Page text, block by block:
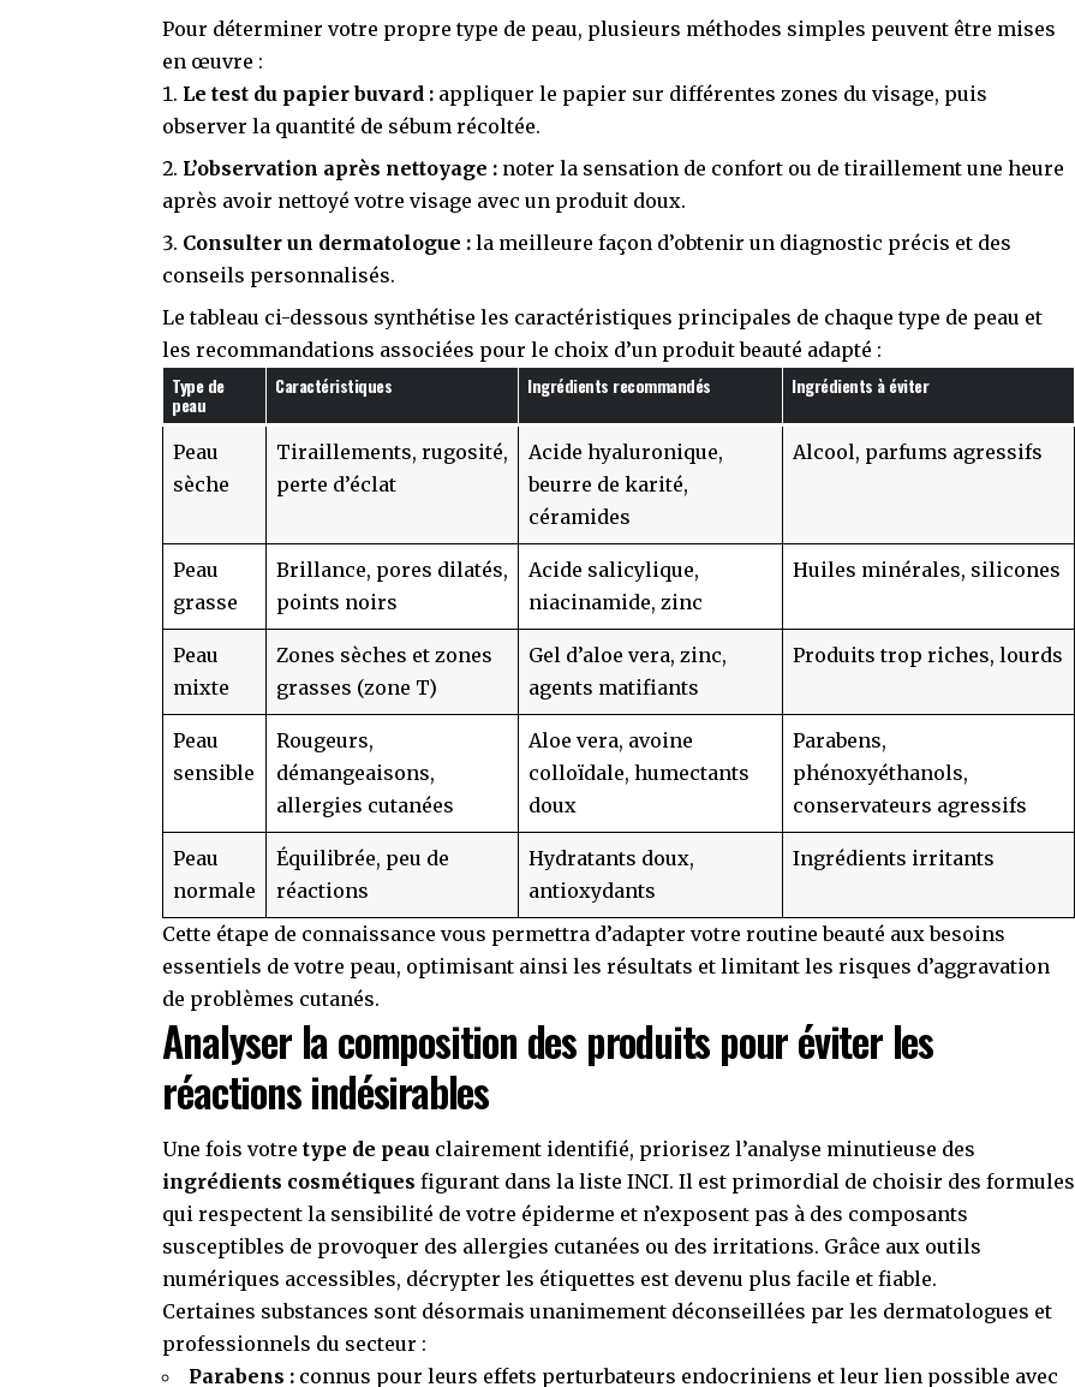
Pour déterminer votre propre type de peau, plusieurs méthodes simples peuvent être mises
en œuvre :
Le test du papier buvard : appliquer le papier sur différentes zones du visage, puis
observer la quantité de sébum récoltée.
L’observation après nettoyage : noter la sensation de confort ou de tiraillement une heure
après avoir nettoyé votre visage avec un produit doux.
Consulter un dermatologue : la meilleure façon d’obtenir un diagnostic précis et des
conseils personnalisés.
Le tableau ci-dessous synthétise les caractéristiques principales de chaque type de peau et
les recommandations associées pour le choix d’un produit beauté adapté :
Type de
peau
Caractéristiques Ingrédients recommandés Ingrédients à éviter
Peau
sèche
Tiraillements, rugosité,
perte d’éclat
Acide hyaluronique,
beurre de karité,
céramides
Alcool, parfums agressifs
Peau
grasse
Brillance, pores dilatés,
points noirs
Acide salicylique,
niacinamide, zinc
Huiles minérales, silicones
Peau
mixte
Zones sèches et zones
grasses (zone T)
Gel d’aloe vera, zinc,
agents matifiants
Produits trop riches, lourds
Peau
sensible
Rougeurs,
démangeaisons,
allergies cutanées
Aloe vera, avoine
colloïdale, humectants
doux
Parabens,
phénoxyéthanols,
conservateurs agressifs
Peau
normale
Équilibrée, peu de
réactions
Hydratants doux,
antioxydants
Ingrédients irritants
Cette étape de connaissance vous permettra d’adapter votre routine beauté aux besoins
essentiels de votre peau, optimisant ainsi les résultats et limitant les risques d’aggravation
de problèmes cutanés.
Analyser la composition des produits pour éviter les
réactions indésirables
Une fois votretype de peau clairement identifié, priorisez l’analyse minutieuse des
ingrédients cosmétiques figurant dans la liste INCI. Il est primordial de choisir des formules
qui respectent la sensibilité de votre épiderme et n’exposent pas à des composants
susceptibles de provoquer des allergies cutanées ou des irritations. Grâce aux outils
numériques accessibles, décrypter les étiquettes est devenu plus facile et fiable.
Certaines substances sont désormais unanimement déconseillées par les dermatologues et
professionnels du secteur :
Parabens : connus pour leurs effets perturbateurs endocriniens et leur lien possible avec